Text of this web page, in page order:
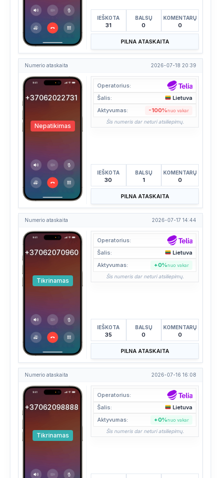
IEŠKOTA
31
BALSŲ
0
KOMENTARŲ
0
PILNA ATASKAITA
Numerio ataskaita 2026-07-18 20:39
+37062022731
Nepatikimas
Operatorius:
Šalis:
Lietuva
Aktyvumas:
-100%nuo vakar
Šis numeris dar neturi atsiliepimų.
IEŠKOTA
30
BALSŲ
1
KOMENTARŲ
0
PILNA ATASKAITA
Numerio ataskaita 2026-07-17 14:44
+37062070960
Tikrinamas
Operatorius:
Šalis:
Lietuva
Aktyvumas:
+0%nuo vakar
Šis numeris dar neturi atsiliepimų.
IEŠKOTA
35
BALSŲ
0
KOMENTARŲ
0
PILNA ATASKAITA
Numerio ataskaita 2026-07-16 16:08
+37062098888
Tikrinamas
Operatorius:
Šalis:
Lietuva
Aktyvumas:
+0%nuo vakar
Šis numeris dar neturi atsiliepimų.